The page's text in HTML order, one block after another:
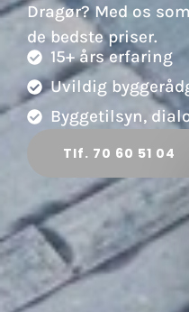
Dragør? Med os
de bedste priser.
15+ års erfaring
Uvildig
Byggetilsyn,
Tlf. 70 60 51 04